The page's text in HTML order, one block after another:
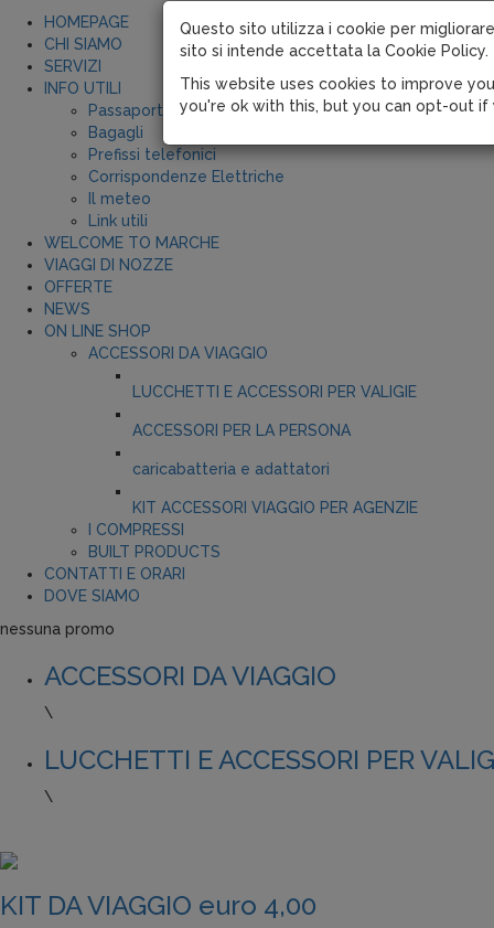
HOMEPAGE
CHI SIAMO
SERVIZI
INFO UTILI
Passaporti
Bagagli
Prefissi telefonici
Corrispondenze Elettriche
Il meteo
Link utili
WELCOME TO MARCHE
VIAGGI DI NOZZE
OFFERTE
NEWS
ON LINE SHOP
ACCESSORI DA VIAGGIO
LUCCHETTI E ACCESSORI PER VALIGIE
ACCESSORI PER LA PERSONA
caricabatteria e adattatori
KIT ACCESSORI VIAGGIO PER AGENZIE
I COMPRESSI
BUILT PRODUCTS
CONTATTI E ORARI
DOVE SIAMO
nessuna promo
ACCESSORI DA VIAGGIO
\
LUCCHETTI E ACCESSORI PER
\
KIT DA VIAGGIO euro 4,00
Questo sito utilizza i cookie per
sito si intende accettata la Cookie Policy.
This website uses cookies to improve
you're ok with this, but you can opt-out if